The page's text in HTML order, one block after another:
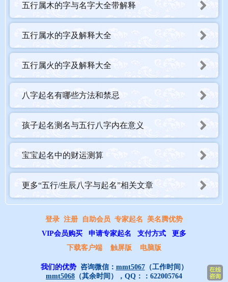
五行属木的字与名字大全带解释
五行属水的字及解释大全
五行属火的字及解释大全
八字起名有哪些方法和禁忌
孩子起名测名与五行八字内在意义
宝宝起名中的财运测算
更多“五行/生辰八字与起名”相关文章
登录 注册 自助会员 专家起名 美名腾优势
VIP会员购买
申请专家起名 支付方式
更多
下载客户端
触屏版 电脑版
我们的优势 咨询微信： mmt5067（工作时间）
mmt5068 （其余时间），QQ：： 622005764